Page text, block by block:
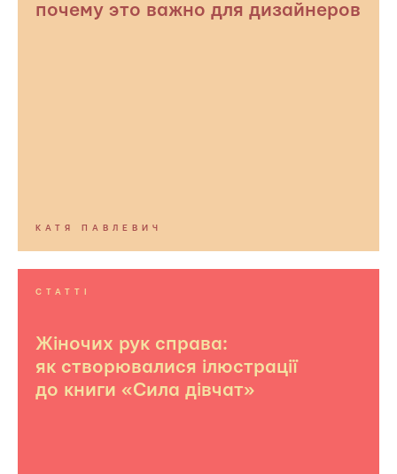
почему это важно для дизайнеров
КАТЯ ПАВЛЕВИЧ
СТАТТІ
Жіночих рук справа:
як створювалися ілюстрації
до книги «Сила дівчат»